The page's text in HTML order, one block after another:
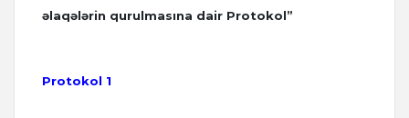
əlaqələrin qurulmasına dair Protokol”
Protokol 1